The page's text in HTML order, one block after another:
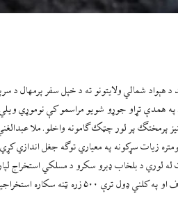
د هېواد شمالي ولایتونو ته د خپل سفر پرمهال
همدې تړاو جوړو شویو مراسمو کې نوموړي ویلي،
پرمختګ پر لور چټک ګامونه واخلو. ملا
د استخراجي چارو د تسهیل او تسریع په موخه له ۲۰۰ کیلومتره زیات سړکونه په